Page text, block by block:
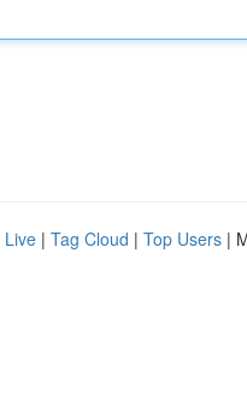
Live | Tag Cloud | Top Users |